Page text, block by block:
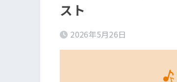
スト
2026年5月26日